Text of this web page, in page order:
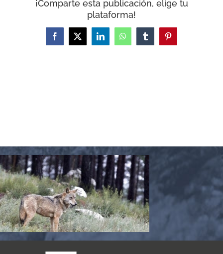
¡Comparte esta publicación, elige tu
plataforma!
Facebook
X LinkedInWhatsAppTumblrPinterest